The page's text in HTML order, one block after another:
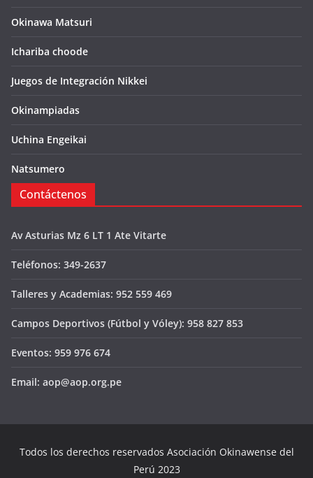
Okinawa Matsuri
Ichariba choode
Juegos de Integración Nikkei
Okinampiadas
Uchina Engeikai
Natsumero
Contáctenos
Av Asturias Mz 6 LT 1 Ate Vitarte
Teléfonos: 349-2637
Talleres y Academias: 952 559 469
Campos Deportivos (Fútbol y Vóley): 958 827 853
Eventos: 959 976 674
Email: aop@aop.org.pe
Todos los derechos reservados Asociación Okinawense del
Perú 2023